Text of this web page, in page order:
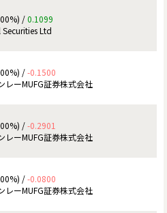
/0.1099
Ltd
/-0.1500
レーMUFG証券株式会社
/-0.2901
レーMUFG証券株式会社
/-0.0800
レーMUFG証券株式会社